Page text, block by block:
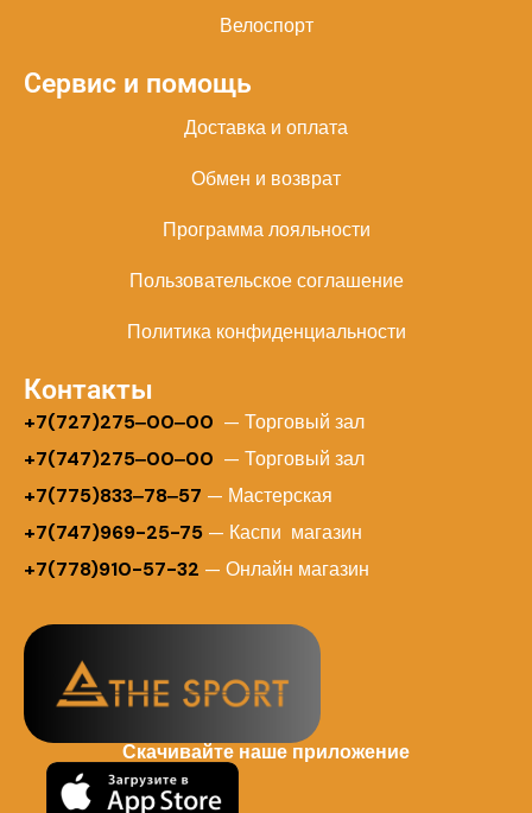
Велоспорт
Сервис и помощь
Доставка и оплата
Обмен и возврат
Программа лояльности
Пользовательское соглашение
Политика конфиденциальности
Контакты
+7(727)275‒00‒00 — Торговый зал
+7(747)275‒00‒00 — Торговый зал
+7(775)833‒78‒57 — Мастерская
+7(747)969-25-75 — Каспи магазин
+7(778)910-57-32 — Онлайн магазин
Скачивайте наше приложение